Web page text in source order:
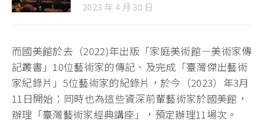
2023 年 4 月 30 日
而國美館於去（2022)年出版「家庭美術館―美術家傳
記叢書」10位藝術家的傳記、及完成「臺灣傑出藝術
家紀錄片」5位藝術家的紀錄片，於今（2023）年3月
11日開始；同時也為這些資深前輩藝術家於國美館，
辦理「臺灣藝術家經典講座」，預定辦理11場次。